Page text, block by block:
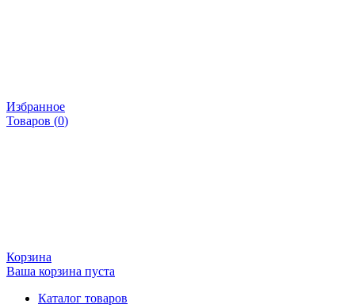
Избранное
Товаров (0)
Корзина
Ваша корзина пуста
Каталог товаров